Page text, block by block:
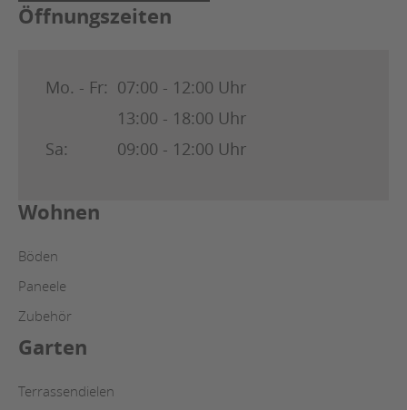
Öffnungszeiten
Mo. - Fr: 07:00 - 12:00 Uhr
13:00 - 18:00 Uhr
Sa:
09:00 - 12:00 Uhr
Wohnen
Böden
Paneele
Zubehör
Garten
Terrassendielen